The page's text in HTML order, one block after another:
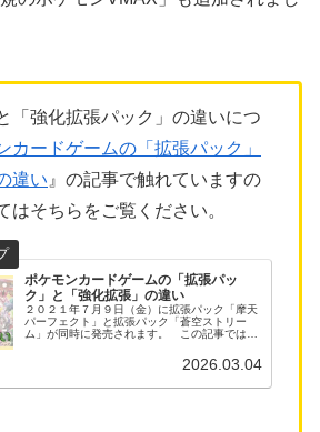
「強化拡張パック」の違いにつ
カードゲームの「拡張パック」
違い 』の記事で触れていますの
はそちらをご覧ください。
ポケモンカードゲームの「拡張パッ
ク」と「強化拡張」の違い
２０２１年７月９日（金）に拡張パック「摩天
パーフェクト」と拡張パック「蒼空ストリー
ム」が同時に発売されます。 この記事では、
「拡張パック」とはなにかに加えて新商品の
「摩天パーフェクト」 と「蒼空ス...2026.03.04